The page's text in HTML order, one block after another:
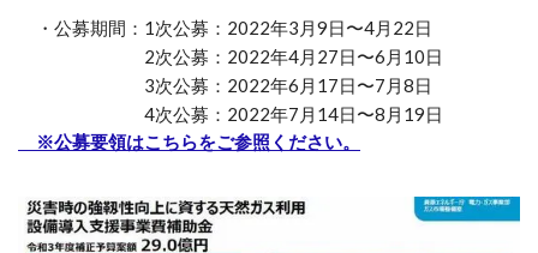
・公募期間：1次公募：2022年3月9日〜4月22日
2次公募：2022年4月27日〜6月10日
3次公募：2022年6月17日〜7月8日
4次公募：2022年7月14日〜8月19日
※公募要領はこちらをご参照ください。